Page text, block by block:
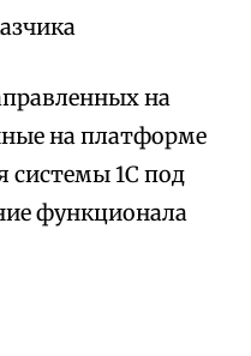
на
на платформе
системы 1С под
функционала